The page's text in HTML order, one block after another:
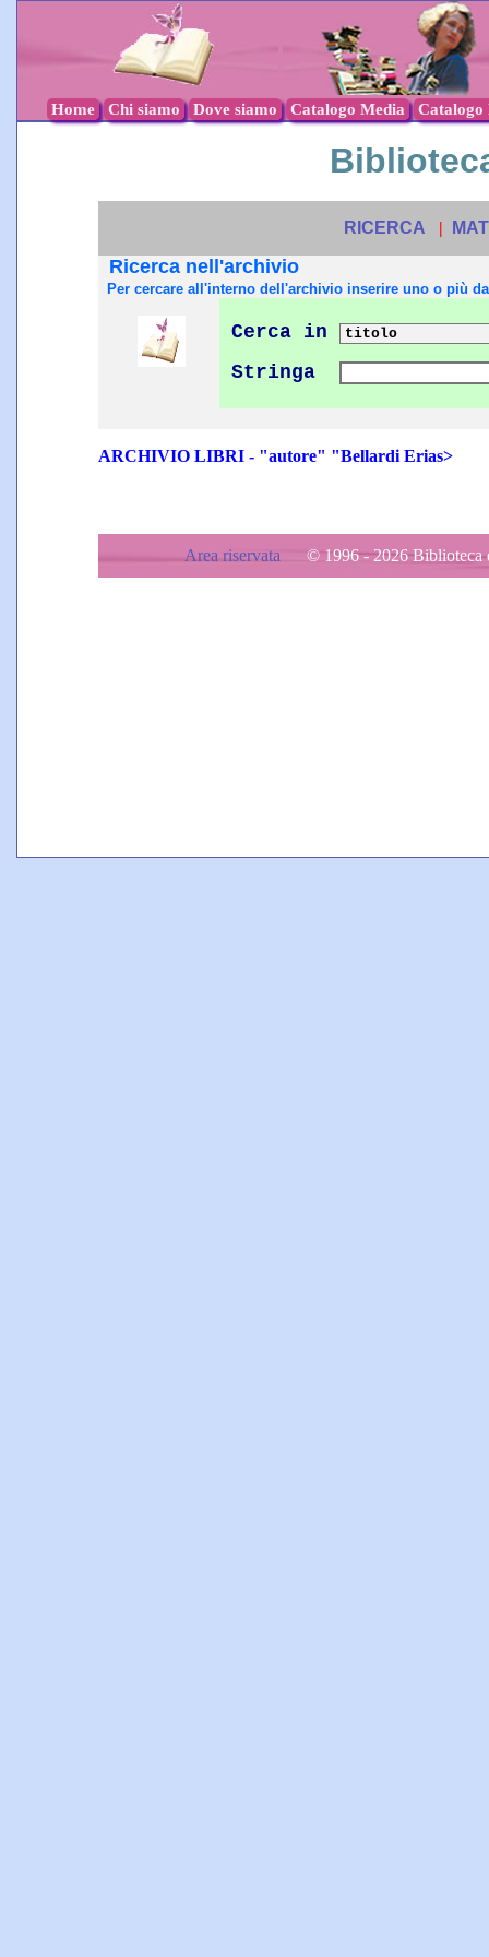
Home Chi siamo Dove siamo Catalogo Media Catalogo
RICERCA |
Ricerca nell'archivio
Per cercare all'interno dell'archivio inserire uno o più
Cerca in
Stringa
ARCHIVIO LIBRI - "autore" "Bellardi Erias>
Area riservata © 1996 - 2026 Biblioteca